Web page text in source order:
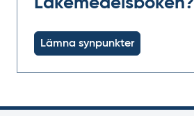
Lämna synpunkter